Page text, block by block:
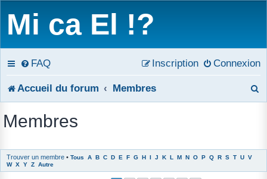
Mi ca El !?
FAQ Connexion
Inscription
Accueil du forum Membres
h
e
Membres
Trouver un membre • Tous A B C D E F G H I J K L M N O P Q R S T U V
W X Y Z Autre